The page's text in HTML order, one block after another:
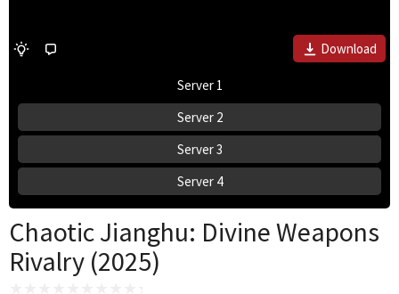
Download
Server 1
Server 2
Server 3
Server 4
Chaotic Jianghu: Divine Weapons
Rivalry (2025)